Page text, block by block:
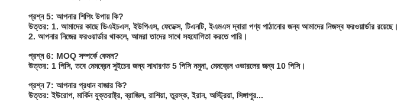
প্রশ্ন 5: আপনার শিপিং উপায় কি?
উত্তর: 1. আমাদের কাছে ডিএইচএল, ইউপিএস, ফেডেক্স, টিএনটি, ইএমএস দ্বারা পণ্য পাঠানোর জন্য আমাদের নিজস্ব ফরওয়ার্ডার রয়েছে।
2. আপনার নিজের ফরওয়ার্ডার থাকলে, আমরা তাদের সাথে সহযোগিতা করতে পারি।
প্রশ্ন 6: MOQ সম্পর্কে কেমন?
উত্তর: 1 পিসি, তবে মেমব্রেন সুইচের জন্য সাধারণত 5 পিসি নমুনা, মেমব্রেন ওভারলের জন্য 10 পিসি।
প্রশ্ন 7: আপনার প্রধান বাজার কি?
উত্তর: ইউরোপ, মার্কিন যুক্তরাষ্ট্র, ব্রাজিল, রাশিয়া, তুরস্ক, ইরান, অস্ট্রিয়া, সিঙ্গাপুর...